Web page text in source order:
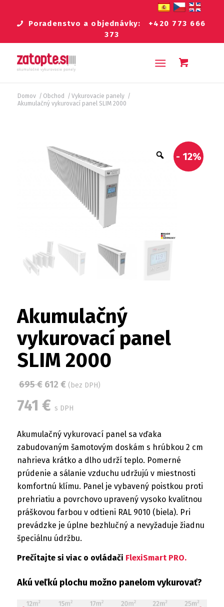
Poradenstvo a objednávky: +420 773 666
373
Domov / Obchod / Vykurovacie panely /
Akumulačný vykurovací panel SLIM 2000
- 12%
Akumulačný
vykurovací panel
SLIM 2000
695€ 612 € (bez DPH)
741 € s DPH
Akumulačný vykurovací panel sa vďaka
zabudovaným šamotovým doskám s hrúbkou 2 cm
nahrieva krátko a dlho udrží teplo. Pomerné
prúdenie a sálanie vzduchu udržujú v miestnosti
komfortnú klímu. Panel je vybavený poistkou proti
prehriatiu a povrchovo upravený vysoko kvalitnou
práškovou farbou v odtieni RAL 9010 (biela). Pri
prevádzke je úplne bezhlučný a nevyžaduje žiadnu
špeciálnu údržbu.
Prečítajte si viac o ovládači FlexiSmart PRO.
Akú veľkú plochu možno panelom vykurovať?